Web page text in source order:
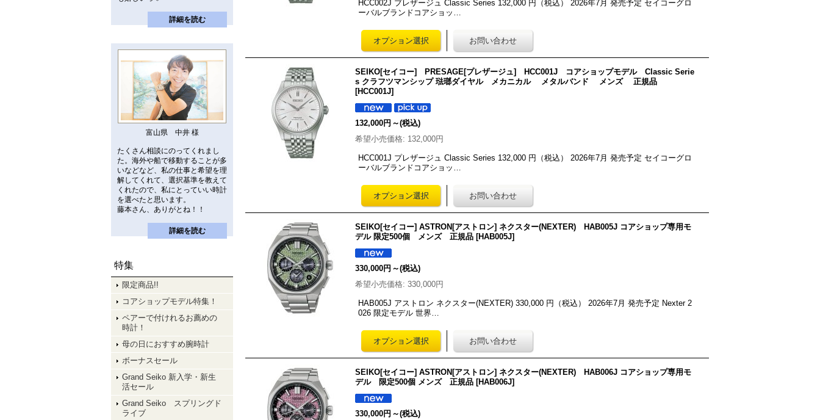
詳細を読む
富山県 中井 様
たくさん相談にのってくれまし
た。海外や船で移動することが多
いなどなど、私の仕事と希望を理
解してくれて、選択基準を教えて
くれたので、私にとっていい時計
を選べたと思います。
藤本さん、ありがとね！！
詳細を読む
特集
限定商品!!
コアショップモデル特集！
ペアーで付けれるお薦めの
時計！
母の日におすすめ腕時計
ボーナスセール
Grand Seiko 新入学・新生
活セール
Grand Seiko スプリングド
ライブ
HCC002J プレザージュ Classic Series 132,000 円（税込） 2026年7月 発売予定 セイコーグロ
ーバルブランドコアショッ…
SEIKO[セイコー] PRESAGE[プレザージュ] HCC001J コアショップモデル Classic Serie
s クラフツマンシップ 琺瑯ダイヤル メカニカル メタルバンド メンズ 正規品
[HCC001J]
132,000円 ～(税込)
希望小売価格: 132,000円
HCC001J プレザージュ Classic Series 132,000 円（税込） 2026年7月 発売予定 セイコーグロ
ーバルブランドコアショッ…
SEIKO[セイコー] ASTRON[アストロン] ネクスター(NEXTER) HAB005J コアショップ専用モ
デル 限定500個 メンズ 正規品 [HAB005J]
330,000円 ～(税込)
希望小売価格: 330,000円
HAB005J アストロン ネクスター(NEXTER) 330,000 円（税込） 2026年7月 発売予定 Nexter 2
026 限定モデル 世界…
SEIKO[セイコー] ASTRON[アストロン] ネクスター(NEXTER) HAB006J コアショップ専用モ
デル 限定500個 メンズ 正規品 [HAB006J]
330,000円 ～(税込)